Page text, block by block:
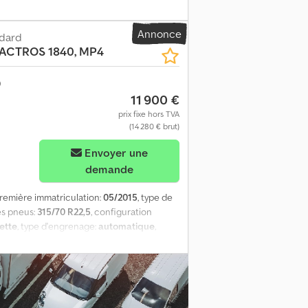
comprimé, ordinateur de bord,
MP4 | ABS, ASR, lève-vitres électriques,
| siège chauffant | réfrigérateur
de saisie, de fautes et de vente préalable.
Annonce
1840, MP4
11 900 €
prix fixe hors TVA
(14 280 € brut)
demande
immatriculation:05/2015, type de
pneus: 315/70 R22,5, configuration
, type d'engrenage: automatique,
comprimé, ordinateur de bord,
| ABS, ASR, lève-vitres électriques,
| siège chauffant | réfrigérateur
de saisie, de fautes et de vente préalable.